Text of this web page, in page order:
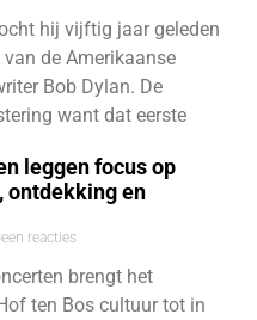
hij vijftig jaar geleden
de Amerikaanse
Bob Dylan. De
want dat eerste
leggen focus op
ontdekking en
reacties
brengt het
ten Bos cultuur tot in